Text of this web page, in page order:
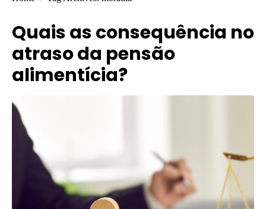
Quais as consequência no
atraso da pensão
alimentícia?